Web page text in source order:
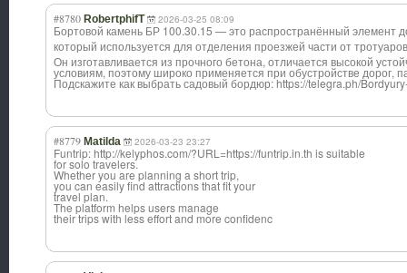
#8780 RobertphifT 2026-03-25 08:09
Бортовой камень БР 100.30.15 — это распространённый элемент
который используется для отделения проезжей части от
Он изготавливается из прочного бетона, отличается высокой
условиям, поэтому широко применяется при обустройстве дорог,
Подскажите как выбрать садовый бордюр: https://telegra.ph/
#8779 Matilda 2026-03-23 23:27
Funtrip: http://kelyphos.com/?URL=https://funtrip.in.th is suitable
for solo travelers.
Whether you are planning a short trip,
you can easily find attractions that fit your
travel plan.
The platform helps users manage
their trips with less effort and more confidenc